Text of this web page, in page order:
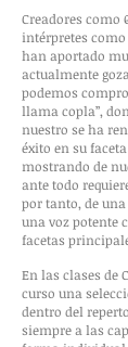
Creadores como
intérpretes como
han aportado
actualmente
podemos
llama copla”,
nuestro se ha
éxito en su
mostrando de
ante todo
por tanto, de
una voz potente
facetas
En las clases de
curso una
dentro del
siempre a las